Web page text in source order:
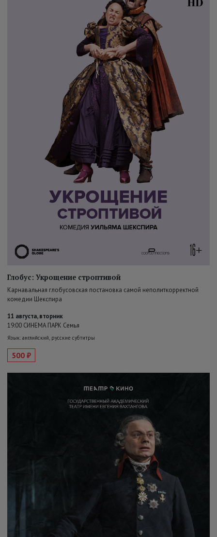
Глобус: Укрощение строптивой
Карнавальная глобусовская постановка самой неполиткорректной
комедии Шекспира
11 августа, вторник
19:00 СИНЕМА ПАРК Семья
Язык: английский, русские субтитры
500 ₽